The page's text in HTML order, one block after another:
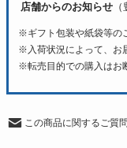
店舗からのお知らせ
※ギフト包装や紙袋等の
※入荷状況によって、お
※転売目的での購入はお
この商品に関するご質問